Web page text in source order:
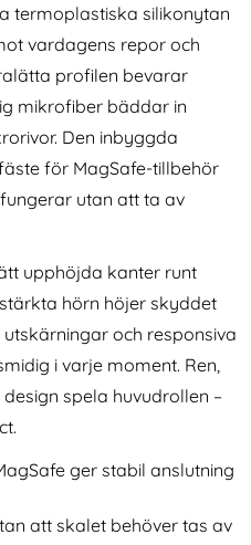
Skärmskydd Härdat Glas
Spigen Galaxy S25 Ultra 2-
PACK Skärmskydd GLAS.tR
"Ez Fit" (Privacy)
Art. nr 238242
rea pris
224 kr tidigare pris
224 kr
S25 Ultra 2-PACK
termoplastiska silikonytan
vardagens repor och
profilen bevarar
mikrofiber bäddar in
Den inbyggda
för MagSafe-tillbehör
utan att ta av
upphöjda kanter runt
hörn höjer skyddet
och responsiva
i varje moment. Ren,
spela huvudrollen –
ger stabil anslutning
att skalet behöver tas av